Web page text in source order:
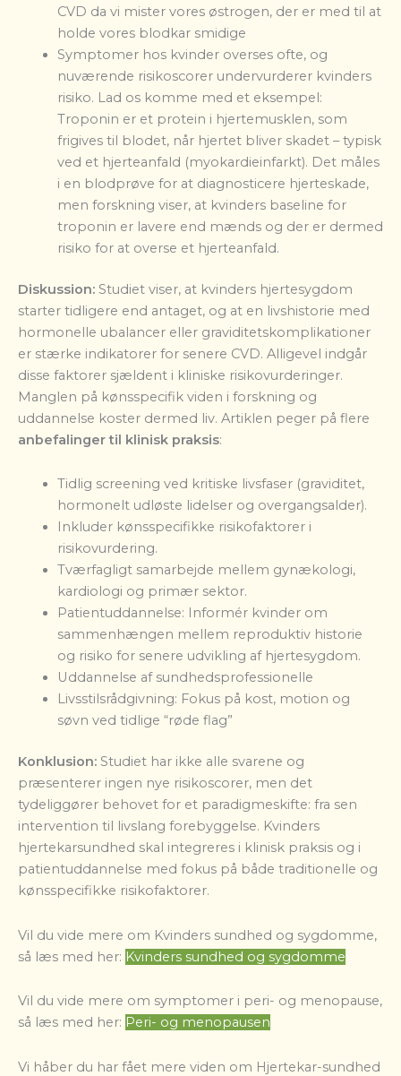
CVD da vi mister vores østrogen, der er med til at
holde vores blodkar smidige
Symptomer hos kvinder overses ofte, og
nuværende risikoscorer undervurderer kvinders
risiko. Lad os komme med et eksempel:
Troponin er et protein i hjertemusklen, som
frigives til blodet, når hjertet bliver skadet – typisk
ved et hjerteanfald (myokardieinfarkt). Det måles
i en blodprøve for at diagnosticere hjerteskade,
men forskning viser, at kvinders baseline for
troponin er lavere end mænds og der er dermed
risiko for at overse et hjerteanfald.
Diskussion: Studiet viser, at kvinders hjertesygdom
starter tidligere end antaget, og at en livshistorie med
hormonelle ubalancer eller graviditetskomplikationer
er stærke indikatorer for senere CVD. Alligevel indgår
disse faktorer sjældent i kliniske risikovurderinger.
Manglen på kønsspecifik viden i forskning og
uddannelse koster dermed liv. Artiklen peger på flere
anbefalinger til klinisk praksis:
Tidlig screening ved kritiske livsfaser (graviditet,
hormonelt udløste lidelser og overgangsalder).
Inkluder kønsspecifikke risikofaktorer i
risikovurdering.
Tværfagligt samarbejde mellem gynækologi,
kardiologi og primær sektor.
Patientuddannelse: Informér kvinder om
sammenhængen mellem reproduktiv historie
og risiko for senere udvikling af hjertesygdom.
Uddannelse af sundhedsprofessionelle
Livsstilsrådgivning: Fokus på kost, motion og
søvn ved tidlige “røde flag”
Konklusion: Studiet har ikke alle svarene og
præsenterer ingen nye risikoscorer, men det
tydeliggører behovet for et paradigmeskifte: fra sen
intervention til livslang forebyggelse. Kvinders
hjertekarsundhed skal integreres i klinisk praksis og i
patientuddannelse med fokus på både traditionelle og
kønsspecifikke risikofaktorer.
Vil du vide mere om Kvinders sundhed og sygdomme,
så læs med her: Kvinders sundhed og sygdomme
Vil du vide mere om symptomer i peri- og menopause,
så læs med her: Peri- og menopausen
Vi håber du har fået mere viden om Hjertekar-sundhed